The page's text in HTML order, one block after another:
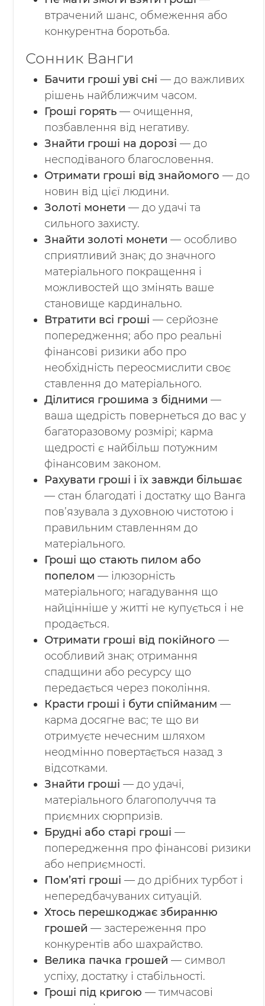
втрачений шанс, обмеження або
конкурентна боротьба.
Сонник Ванги
Бачити гроші уві сні — до важливих
рішень найближчим часом.
Гроші горять — очищення,
позбавлення від негативу.
Знайти гроші на дорозі — до
несподіваного благословення.
Отримати гроші від знайомого — до
новин від цієї людини.
Золоті монети — до удачі та
сильного захисту.
Знайти золоті монети — особливо
сприятливий знак; до значного
матеріального покращення і
можливостей що змінять ваше
становище кардинально.
Втратити всі гроші — серйозне
попередження; або про реальні
фінансові ризики або про
необхідність переосмислити своє
ставлення до матеріального.
Ділитися грошима з бідними —
ваша щедрість повернеться до вас у
багаторазовому розмірі; карма
щедрості є найбільш потужним
фінансовим законом.
Рахувати гроші і їх завжди більшає
— стан благодаті і достатку що Ванга
пов’язувала з духовною чистотою і
правильним ставленням до
матеріального.
Гроші що стають пилом або
попелом — ілюзорність
матеріального; нагадування що
найцінніше у житті не купується і не
продається.
Отримати гроші від покійного —
особливий знак; отримання
спадщини або ресурсу що
передається через покоління.
Красти гроші і бути спійманим —
карма досягне вас; те що ви
отримуєте нечесним шляхом
неодмінно повертається назад з
відсотками.
Знайти гроші — до удачі,
матеріального благополуччя та
приємних сюрпризів.
Брудні або старі гроші —
попередження про фінансові ризики
або неприємності.
Пом’яті гроші — до дрібних турбот і
непередбачуваних ситуацій.
Хтось перешкоджає збиранню
грошей — застереження про
конкурентів або шахрайство.
Велика пачка грошей — символ
успіху, достатку і стабільності.
Гроші під кригою — тимчасові